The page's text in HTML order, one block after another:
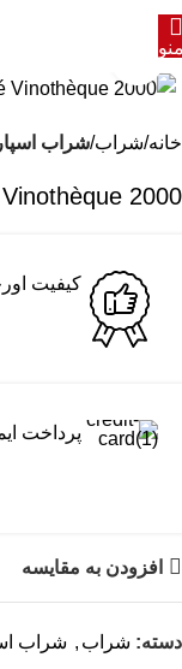
خانه شراب شراب
2000 Louis Roederer Cristal Rosé Vinothèque
کیفیت
پرداخت
افزودن به مقایسه
دسته: شراب , شراب